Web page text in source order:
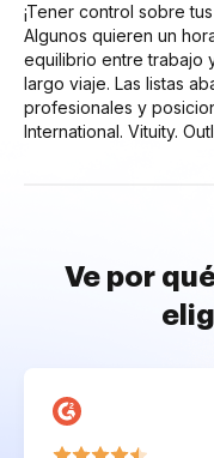
¡Tener control sobre
Algunos quieren un
equilibrio entre trabajo
largo viaje. Las listas
profesionales y
International. Vituity.
Ve por